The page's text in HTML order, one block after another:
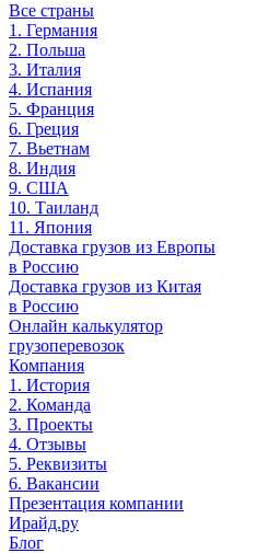
Все страны
1. Германия
2. Польша
3. Италия
4. Испания
5. Франция
6. Греция
7. Вьетнам
8. Индия
9. США
10. Таиланд
11. Япония
Доставка грузов из Европы
в Россию
Доставка грузов из Китая
в Россию
Онлайн калькулятор
грузоперевозок
Компания
1. История
2. Команда
3. Проекты
4. Отзывы
5. Реквизиты
6. Вакансии
Презентация компании
Ирайд.ру
Блог